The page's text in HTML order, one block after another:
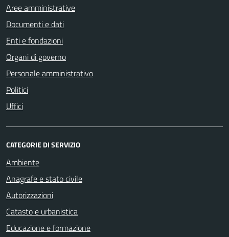
Aree amministrative
Documenti e dati
Enti e fondazioni
Organi di governo
Personale amministrativo
Politici
Uffici
CATEGORIE DI SERVIZIO
Ambiente
Anagrafe e stato civile
Autorizzazioni
Catasto e urbanistica
Educazione e formazione